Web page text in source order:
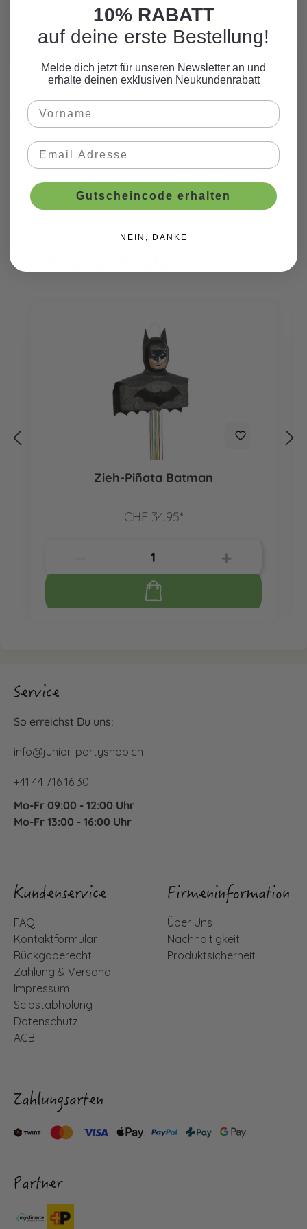
zum Motto.
WEITERE PRODUKTE
Beschreibung
Zieh-Piñata Batman
CHF 34.95*
Service
So erreichst Du uns:
info@junior-partyshop.ch
+41 44 716 16 30
Mo-Fr 09:00 - 12:00 Uhr
Mo-Fr 13:00 - 16:00 Uhr
Kundenservice
FAQ
Kontaktformular
Rückgaberecht
Zahlung & Versand
Impressum
Selbstabholung
Datenschutz
AGB
Firmeninformation
Über Uns
Nachhaltigkeit
Produktsicherheit
Zahlungsarten
Partner
10% RABATT
auf deine erste Bestellung!
Melde dich jetzt für unseren Newsletter an und
erhalte deinen exklusiven Neukundenrabatt
Gutscheincode erhalten
NEIN, DANKE